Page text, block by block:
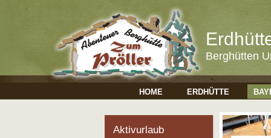
Berghütten
HOME ERDHÜTTE
Aktivurlaub